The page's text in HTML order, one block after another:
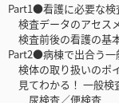
Part1●看護に必要な検
検査データのアセス
検査前後の看護の基
Part2●病棟で出合う一
検体の取り扱いのポ
見てわかる！ 一般検
尿検査／便検査